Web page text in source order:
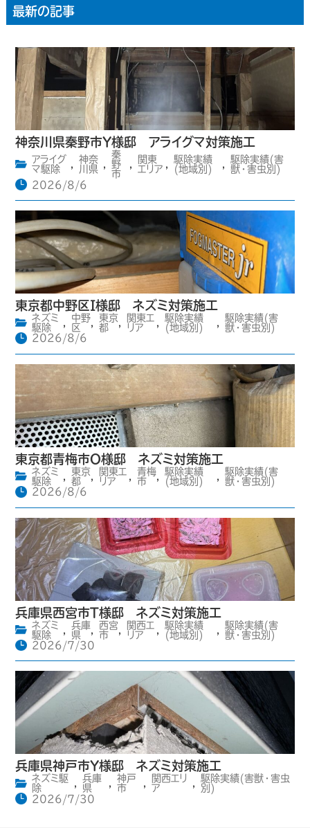
最新の記事
神奈川県秦野市Y様邸 アライグマ対策施工
アライグ
マ駆除
,
神奈
川県 ,
秦
野
市
,
関東
エリア ,
駆除実績
(地域別)
,
駆除実績(害
獣・害虫別)
2026/8/6
東京都中野区I様邸 ネズミ対策施工
ネズミ
駆除
,
中野
区
,
東京
都
,
関東エ
リア
,
駆除実績
(地域別)
,
駆除実績(害
獣・害虫別)
2026/8/6
東京都青梅市O様邸 ネズミ対策施工
ネズミ
駆除
東京
都
関東エ
リア
青梅
市
駆除実績
(地域別)
駆除実績(害
獣・害虫別)
2026/8/6
兵庫県西宮市T様邸 ネズミ対策施工
ネズミ
駆除
兵庫
県
,
西宮
市
関西エ
リア
駆除実績
(地域別)
駆除実績(害
獣・害虫別)
2026/7/30
兵庫県神戸市Y様邸 ネズミ対策施工
ネズミ駆
除
,
兵庫
県
,
神戸
市
,
関西エリ
ア
,
駆除実績(害獣・害虫
別)
2026/7/30